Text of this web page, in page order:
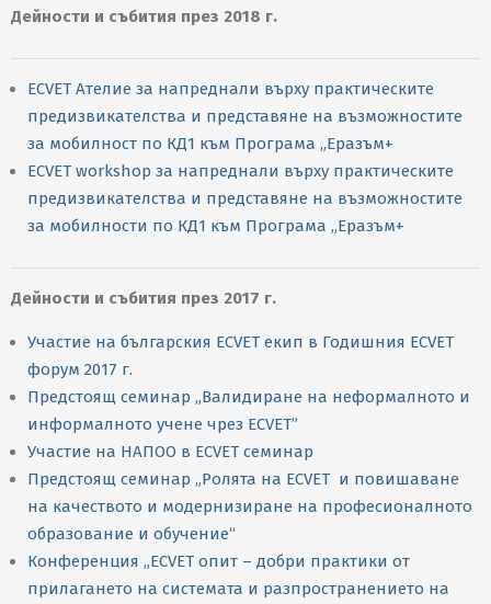
Дейности и събития през 2018 г.
ECVET Ателие за напреднали върху практическите
предизвикателства и представяне на възможностите
за мобилност по КД1 към Програма „Еразъм+
ECVET workshop за напреднали върху практическите
предизвикателства и представяне на възможностите
за мобилности по КД1 към Програма „Еразъм+
Дейности и събития през 2017 г.
Участие на българския ECVET екип в Годишния ECVET
форум 2017 г.
Предстоящ семинар „Валидиране на неформалното и
информалното учене чрез ECVET”
Участие на НАПОО в ECVET семинар
Предстоящ семинар „Ролята на ECVET и повишаване
на качеството и модернизиране на професионалното
образование и обучение“
Конференция „ECVET опит – добри практики от
прилагането на системата и разпространението на